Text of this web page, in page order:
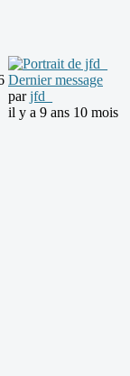
Dernier message
parjfd_
il y a 9 ans 10 mois